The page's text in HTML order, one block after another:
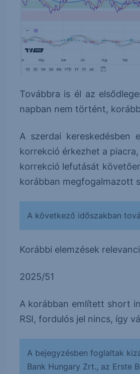
Továbbra is él az
napban nem történt,
A szerdai
korrekció érkezhet a
korrekció lefutását
korábban megfogalmazott
A következő időszakban
Korábbi elemzések
2025/51
A korábban említett short
RSI, fordulós jel nincs, így
A bejegyzésben foglaltak
Bank Hungary Zrt., az Erste